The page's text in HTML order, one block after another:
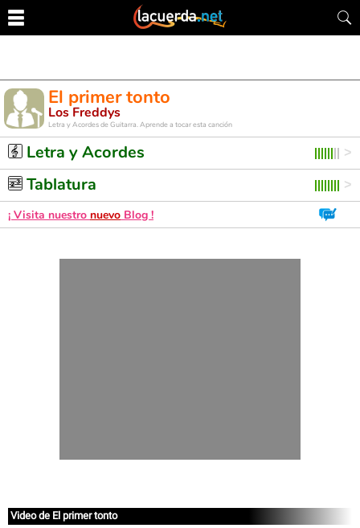
El primer tonto
Los Freddys
Letra y Acordes de Guitarra. Aprende a tocar esta canción
Letra y Acordes
Tablatura
¡ Visita nuestro nuevo Blog !
Video de El primer tonto